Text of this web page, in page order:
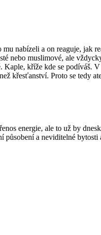
nabízeli a on reaguje, jak
nebo muslimové, ale
kříže kde se podíváš.
křesťanství. Proto se tedy
energie, ale to už by
působení a neviditelné